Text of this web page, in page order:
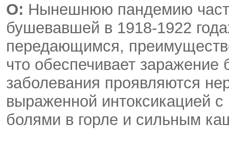
О: Нынешнюю пандемию
бушевавшей в 1918-1922
передающимся,
что обеспечивает
заболевания проявляются
выраженной интоксикацией
болями в горле и сильным